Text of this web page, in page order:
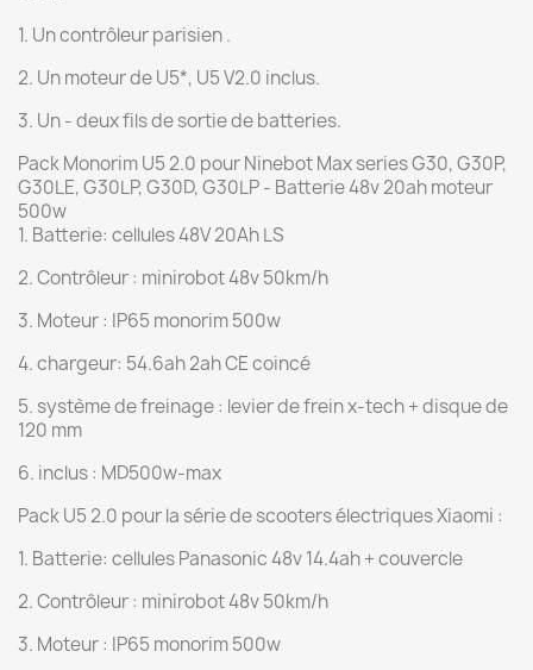
1. Un contrôleur parisien .
2. Un moteur de U5*, U5 V2.0 inclus.
3. Un - deux fils de sortie de batteries.
Pack Monorim U5 2.0 pour Ninebot Max series G30, G30P,
G30LE, G30LP, G30D, G30LP - Batterie 48v 20ah moteur
500w
1. Batterie: cellules 48V 20Ah LS
2. Contrôleur : minirobot 48v 50km/h
3. Moteur : IP65 monorim 500w
4. chargeur: 54.6ah 2ah CE coincé
5. système de freinage : levier de frein x-tech + disque de
120 mm
6. inclus : MD500w-max
Pack U5 2.0 pour la série de scooters électriques Xiaomi :
1. Batterie: cellules Panasonic 48v 14.4ah + couvercle
2. Contrôleur : minirobot 48v 50km/h
3. Moteur : IP65 monorim 500w